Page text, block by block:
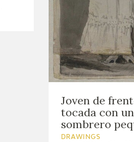
Joven de
tocada con un
sombrero
DRAWINGS